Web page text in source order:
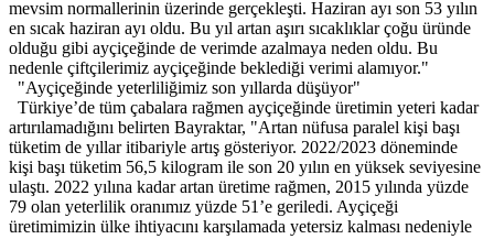
mevsim normallerinin üzerinde gerçekleşti. Haziran ayı son 53 yılın
en sıcak haziran ayı oldu. Bu yıl artan aşırı sıcaklıklar çoğu üründe
olduğu gibi ayçiçeğinde de verimde azalmaya neden oldu. Bu
nedenle çiftçilerimiz ayçiçeğinde beklediği verimi alamıyor."
"Ayçiçeğinde yeterliliğimiz son yıllarda düşüyor"
Türkiye’de tüm çabalara rağmen ayçiçeğinde üretimin yeteri kadar
artırılamadığını belirten Bayraktar, "Artan nüfusa paralel kişi başı
tüketim de yıllar itibariyle artış gösteriyor. 2022/2023 döneminde
kişi başı tüketim 56,5 kilogram ile son 20 yılın en yüksek seviyesine
ulaştı. 2022 yılına kadar artan üretime rağmen, 2015 yılında yüzde
79 olan yeterlilik oranımız yüzde 51’e geriledi. Ayçiçeği
üretimimizin ülke ihtiyacını karşılamada yetersiz kalması nedeniyle